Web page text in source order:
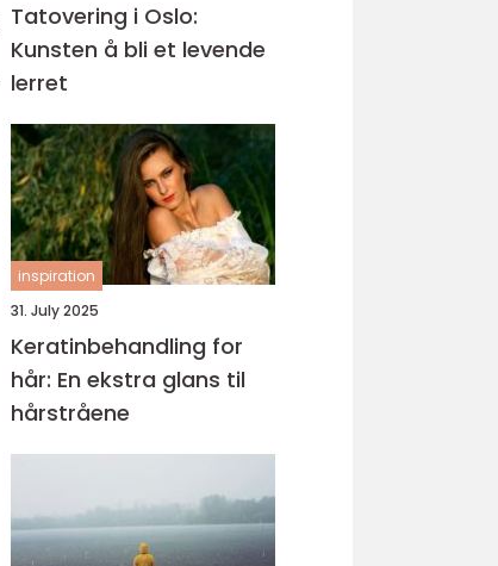
Tatovering i Oslo:
Kunsten å bli et levende
lerret
inspiration
31. July 2025
Keratinbehandling for
hår: En ekstra glans til
hårstråene